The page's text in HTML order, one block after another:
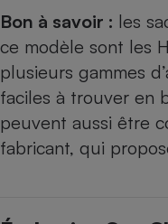
Bon à savoir : les
ce modèle sont les
plusieurs gammes
faciles à trouver en
peuvent aussi être
fabricant, qui